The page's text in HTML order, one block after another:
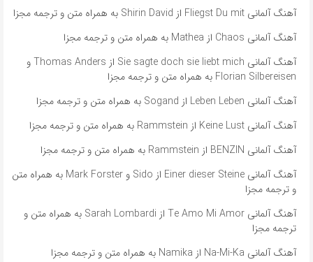
آهنگ آلمانی Fliegst Du mit از Shirin David به همراه متن و ترجمه مجزا
آهنگ آلمانی Chaos از Mathea به همراه متن و ترجمه مجزا
آهنگ آلمانی ​​Sie sagte doch sie liebt mich از Thomas Anders و
Florian Silbereisen به همراه متن و ترجمه مجزا
آهنگ آلمانی Leben Leben از Sogand به همراه متن و ترجمه مجزا
آهنگ آلمانی Keine Lust از Rammstein به همراه متن و ترجمه مجزا
آهنگ آلمانی BENZIN از Rammstein به همراه متن و ترجمه مجزا
آهنگ آلمانی ​​Einer dieser Steine از Sido و Mark Forster به همراه متن
و ترجمه مجزا
آهنگ آلمانی ​​Te Amo Mi Amor از Sarah Lombardi به همراه متن و
ترجمه مجزا
آهنگ آلمانی ​​Na-Mi-Ka از Namika به همراه متن و ترجمه مجزا